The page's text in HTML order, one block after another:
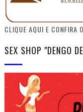
CLIQUE AQUI E CONFIRA
SEX SHOP "DENGO